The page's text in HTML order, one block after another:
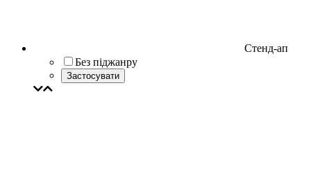
Стенд-ап
Без піджанру
Застосувати